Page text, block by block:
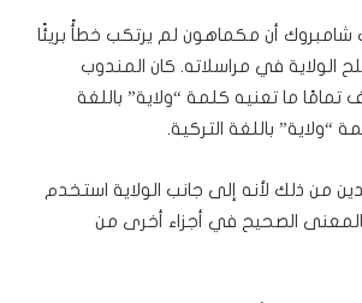
شامبروك أن مكماهون لم يرتكب خطأً بريئًا
في مراسلاته. كان المندوب
ما تعنيه كلمة “ولاية” باللغة
“ولاية” باللغة التركية.
من ذلك لأنه إلى جانب الولاية استخدم
بالمعنى الصحيح في أجزاء أخرى من